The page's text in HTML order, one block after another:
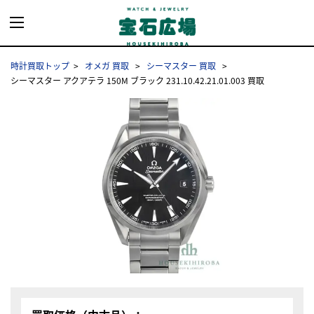
時計買取トップ オメガ 買取
シーマスター 買取
シーマスター アクアテラ 150M ブラック 231.10.42.21.01.003 買取